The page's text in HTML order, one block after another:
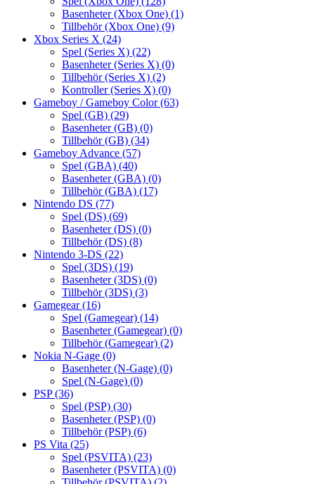
Basenheter (Xbox One) (1)
Tillbehör (Xbox One) (9)
Xbox Series X (24)
Spel (Series X) (22)
Basenheter (Series X) (0)
Tillbehör (Series X) (2)
Kontroller (Series X) (0)
Gameboy / Gameboy Color(63)
Spel (GB) (29)
Basenheter (GB) (0)
Tillbehör (GB) (34)
Gameboy Advance (57)
Spel (GBA) (40)
Basenheter (GBA) (0)
Tillbehör (GBA) (17)
Nintendo DS (77)
Spel (DS) (69)
Basenheter (DS) (0)
Tillbehör (DS) (8)
Nintendo 3-DS (22)
Spel (3DS) (19)
Basenheter (3DS) (0)
Tillbehör (3DS) (3)
Gamegear(16)
Spel (Gamegear) (14)
Basenheter (Gamegear) (0)
Tillbehör (Gamegear) (2)
Nokia N-Gage (0)
Basenheter (N-Gage) (0)
Spel (N-Gage) (0)
PSP(36)
Spel (PSP) (30)
Basenheter (PSP) (0)
Tillbehör (PSP) (6)
PS Vita (25)
Spel (PSVITA) (23)
Basenheter (PSVITA) (0)